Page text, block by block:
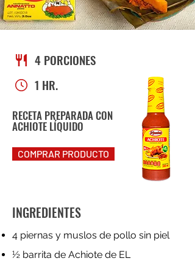
4 PORCIONES
1 HR.
RECETA PREPARADA CON
ACHIOTE LÍQUIDO
COMPRAR PRODUCTO
INGREDIENTES
4 piernas y muslos de pollo sin piel
½ barrita de Achiote de EL